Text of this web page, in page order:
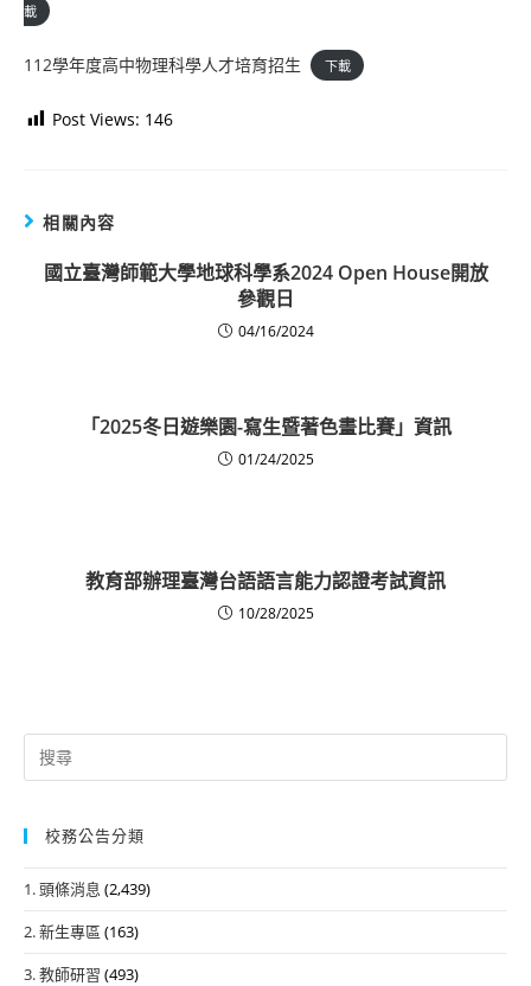
載
112學年度高中物理科學人才培育招生 下載
Post Views: 146
相關內容
國立臺灣師範大學地球科學系2024 Open House開放
參觀日
04/16/2024
「2025冬日遊樂園-寫生暨著色畫比賽」資訊
01/24/2025
教育部辦理臺灣台語語言能力認證考試資訊
10/28/2025
Search
for:
校務公告分類
1. 頭條消息 (2,439)
2. 新生專區 (163)
3. 教師研習 (493)